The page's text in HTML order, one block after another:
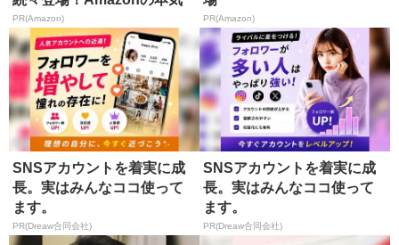
が...
PR(Amazon) PR(Amazon)
SNSアカウントを着実に成
長。実はみんなココ使って
ます。
PR(Dreaw合同会社)
SNSアカウントを着実に成
長。実はみんなココ使って
ます。
PR(Dreaw合同会社)